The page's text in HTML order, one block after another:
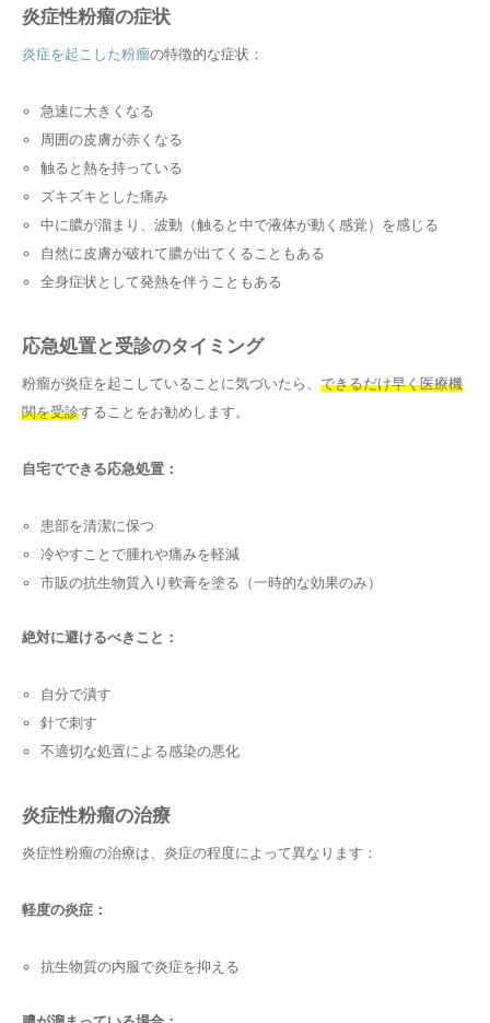
炎症性粉瘤の症状
炎症を起こした粉瘤の特徴的な症状：
急速に大きくなる
周囲の皮膚が赤くなる
触ると熱を持っている
ズキズキとした痛み
中に膿が溜まり、波動（触ると中で液体が動く感覚）を感じる
自然に皮膚が破れて膿が出てくることもある
全身症状として発熱を伴うこともある
応急処置と受診のタイミング
粉瘤が炎症を起こしていることに気づいたら、 できるだけ早く医療機
関を受診することをお勧めします。
自宅でできる応急処置：
患部を清潔に保つ
冷やすことで腫れや痛みを軽減
市販の抗生物質入り軟膏を塗る（一時的な効果のみ）
絶対に避けるべきこと：
自分で潰す
針で刺す
不適切な処置による感染の悪化
炎症性粉瘤の治療
炎症性粉瘤の治療は、炎症の程度によって異なります：
軽度の炎症：
抗生物質の内服で炎症を抑える